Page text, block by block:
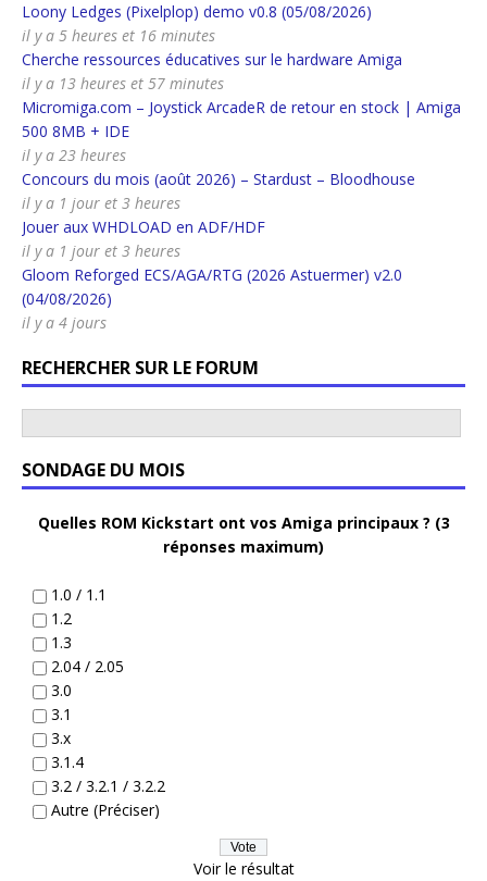
Loony Ledges (Pixelplop) demo v0.8 (05/08/2026)
il y a 5 heures et 16 minutes
Cherche ressources éducatives sur le hardware Amiga
il y a 13 heures et 57 minutes
Micromiga.com – Joystick ArcadeR de retour en stock | Amiga
500 8MB + IDE
il y a 23 heures
Concours du mois (août 2026) – Stardust – Bloodhouse
il y a 1 jour et 3 heures
Jouer aux WHDLOAD en ADF/HDF
il y a 1 jour et 3 heures
Gloom Reforged ECS/AGA/RTG (2026 Astuermer) v2.0
(04/08/2026)
il y a 4 jours
RECHERCHER SUR LE FORUM
SONDAGE DU MOIS
Quelles ROM Kickstart ont vos Amiga principaux ? (3
réponses maximum)
1.0 / 1.1
1.2
1.3
2.04 / 2.05
3.0
3.1
3.x
3.1.4
3.2 / 3.2.1 / 3.2.2
Autre (Préciser)
Voir le résultat